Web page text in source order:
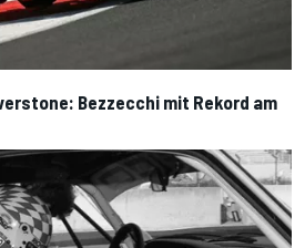
Bezzecchi mit Rekord am